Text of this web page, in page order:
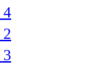
4
2
3